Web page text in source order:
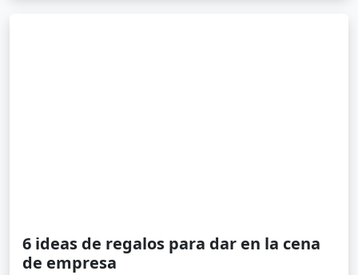
6 ideas de regalos para dar en la cena
de empresa